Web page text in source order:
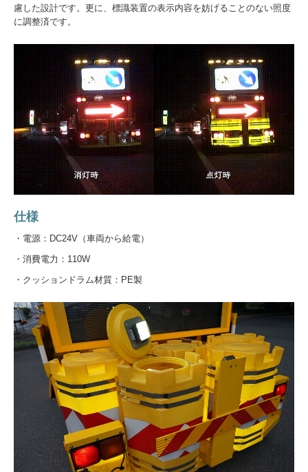
慮した設計です。更に、標識装置の表示内容を妨げることのない照度
に調整済です。
仕様
・電源：DC24V（車両から給電）
・消費電力：110W
・クッションドラム材質：PE製